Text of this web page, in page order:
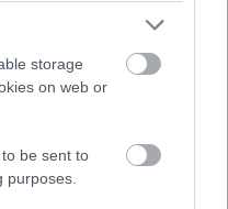
storage
on web or
be sent to
purposes.
az